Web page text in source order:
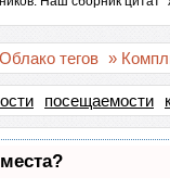
Облако тегов »
посещаемости